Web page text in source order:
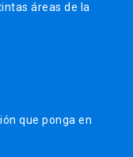
áreas de la
que ponga en